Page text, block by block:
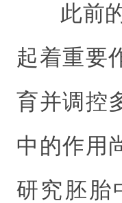
此前
起着重要
育并调控
中的作用
研究胚胎